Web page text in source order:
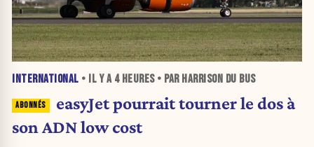
INTERNATIONAL • IL Y A 4 HEURES• PAR HARRISON DU BUS
easyJet pourrait tourner le dos à
son ADN low cost